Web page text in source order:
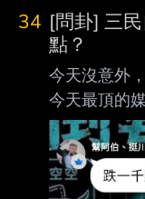
34 [問卦] 三
點？
今天沒意外
今天最頂的
得紀念的一
iPhone --